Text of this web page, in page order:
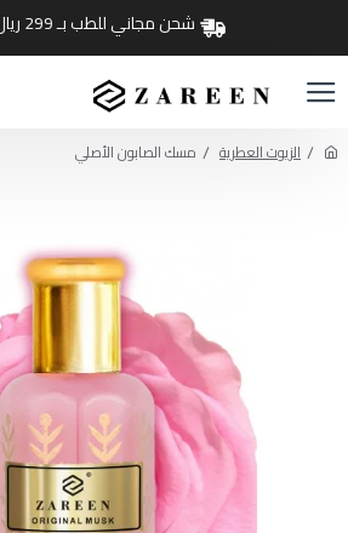
شحن مجاني للطب بـ 299 ريال فأكثر
الزيوت العطرية مسك الصابون الأصلي